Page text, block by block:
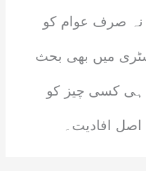
صرف عوام کو
میں بھی بحث
ہی کسی چیز کو
افادیت۔